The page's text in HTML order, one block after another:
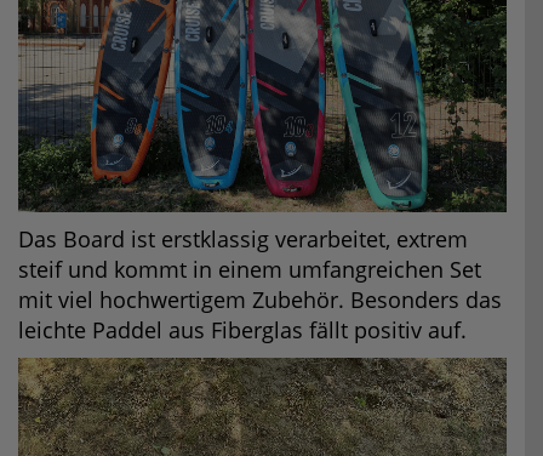
Das Board ist erstklassig verarbeitet, extrem
steif und kommt in einem umfangreichen Set
mit viel hochwertigem Zubehör. Besonders das
leichte Paddel aus Fiberglas fällt positiv auf.